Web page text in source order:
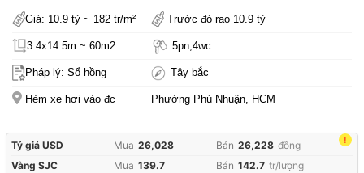
Giá: 10.9 tỷ ~ 182 tr/m² Trước đó rao 10.9 tỷ
3.4x14.5m ~ 60m2 5pn,4wc
Pháp lý: Sổ hồng Tây bắc
Hẻm xe hơi vào đc Phường Phú Nhuận, HCM
!
Tỷ giá USD Mua 26,028 Bán 26,228 đồng
Vàng SJC
Mua 139.7 Bán 142.7 tr/lượng